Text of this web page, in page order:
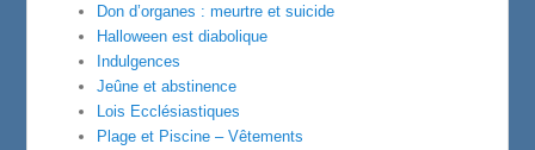
Don d’organes : meurtre et suicide
Halloween est diabolique
Indulgences
Jeûne et abstinence
Lois Ecclésiastiques
Plage et Piscine – Vêtements